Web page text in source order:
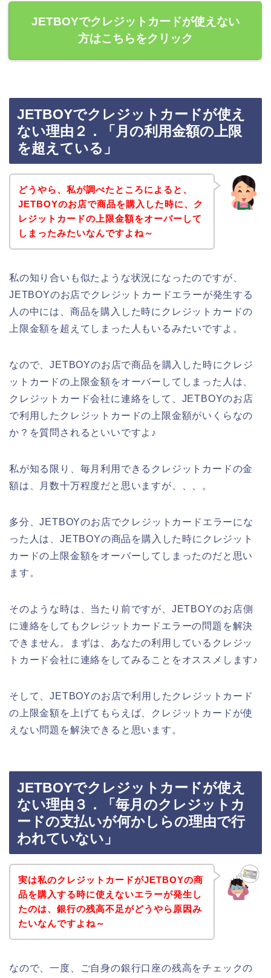
JETBOYでクレジットカードが使えない
方はこちらをクリック
JETBOYでクレジットカードが使え
ない理由２．「月の利用金額の上限
を超えている」
どうやら、私が調べたところによると、
JETBOYのお店で商品を購入した時に、ク
レジットカードの上限金額をオーバーして
しまったみたいなんですよね～
私の知り合いも似たような状況になったのですが、
JETBOYのお店でクレジットカードエラーが発生する
人の中には、商品を購入した時にクレジットカードの
上限金額を超えてしまった人もいるみたいですよ。
なので、JETBOYのお店で商品を購入した時にクレジ
ットカードの上限金額をオーバーしてしまった人は、
クレジットカード会社に連絡をして、JETBOYのお店
で利用したクレジットカードの上限金額がいくらなの
か？を質問されるといいですよ♪
私が知る限り、毎月利用できるクレジットカードの金
額は、月数十万程度だと思いますが、、、。
多分、JETBOYのお店でクレジットカードエラーにな
った人は、JETBOYの商品を購入した時にクレジット
カードの上限金額をオーバーしてしまったのだと思い
ます。
そのような時は、当たり前ですが、JETBOYのお店側
に連絡をしてもクレジットカードエラーの問題を解決
できません。まずは、あなたの利用しているクレジッ
トカード会社に連絡をしてみることをオススメします♪
そして、JETBOYのお店で利用したクレジットカード
の上限金額を上げてもらえば、クレジットカードが使
えない問題を解決できると思います。
JETBOYでクレジットカードが使え
ない理由３．「毎月のクレジットカ
ードの支払いが何かしらの理由で行
われていない」
実は私のクレジットカードがJETBOYの商
品を購入する時に使えないエラーが発生し
たのは、銀行の残高不足がどうやら原因み
たいなんですよね～
なので、一度、ご自身の銀行口座の残高をチェックの